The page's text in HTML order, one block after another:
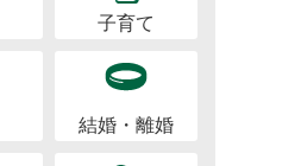
子育て
結婚・離婚